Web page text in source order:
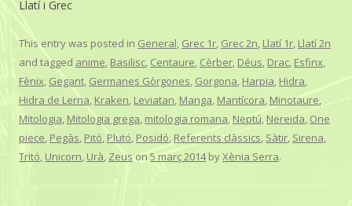
Llatí i Grec
This entry was posted in General, Grec 1r, Grec 2n, Llatí 1r, Llatí 2n
and tagged anime, Basilisc, Centaure, Cèrber, Déus, Drac, Esfinx,
Fènix, Gegant, Germanes Gòrgones, Gorgona, Harpia, Hidra,
Hidra de Lerna, Kraken, Leviatan, Manga, Mantícora, Minotaure,
Mitologia, Mitologia grega, mitologia romana, Neptú, Nereida, One
piece, Pegàs, Pitó,Plutó, Posidó, Referents clàssics, Sàtir, Sirena,
Tritó, Unicorn, Urà, Zeus on 5 març 2014byXènia Serra.